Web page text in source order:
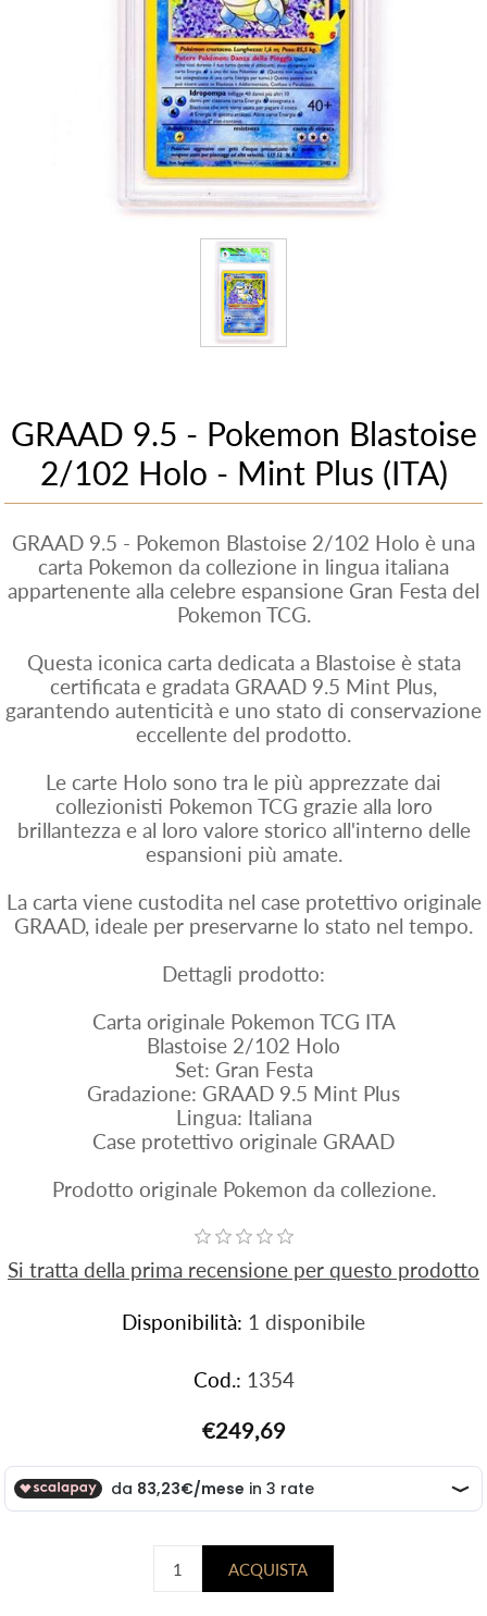
GRAAD 9.5 - Pokemon Blastoise
2/102 Holo - Mint Plus (ITA)
GRAAD 9.5 - Pokemon Blastoise 2/102 Holo è una
carta Pokemon da collezione in lingua italiana
appartenente alla celebre espansione Gran Festa del
Pokemon TCG.
Questa iconica carta dedicata a Blastoise è stata
certificata e gradata GRAAD 9.5 Mint Plus,
garantendo autenticità e uno stato di conservazione
eccellente del prodotto.
Le carte Holo sono tra le più apprezzate dai
collezionisti Pokemon TCG grazie alla loro
brillantezza e al loro valore storico all'interno delle
espansioni più amate.
La carta viene custodita nel case protettivo originale
GRAAD, ideale per preservarne lo stato nel tempo.
Dettagli prodotto:
Carta originale Pokemon TCG ITA
Blastoise 2/102 Holo
Set: Gran Festa
Gradazione: GRAAD 9.5 Mint Plus
Lingua: Italiana
Case protettivo originale GRAAD
Prodotto originale Pokemon da collezione.
Si tratta della prima recensione per questo prodotto
Disponibilità: 1 disponibile
Cod.: 1354
€249,69